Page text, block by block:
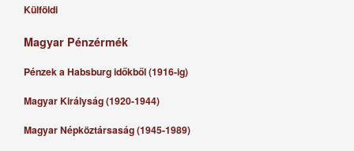
Külföldi
Magyar Pénzérmék
Pénzek a Habsburg időkből (1916-ig)
Magyar Királyság (1920-1944)
Magyar Népköztársaság (1945-1989)